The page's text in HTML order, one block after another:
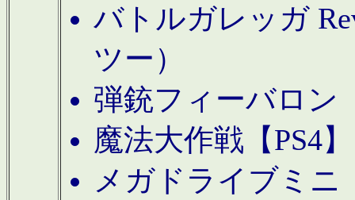
バトルガレッガ
ツー）
弾銃フィーバロン
魔法大作戦【PS4
メガドライブミニ